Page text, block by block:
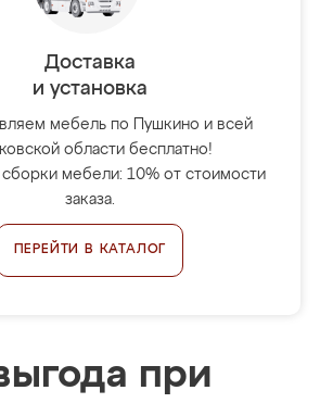
Доставка
и установка
мебель по Пушкино и всей
области бесплатно!
мебели: 10% от стоимости
заказа.
ПЕРЕЙТИ В КАТАЛОГ
при